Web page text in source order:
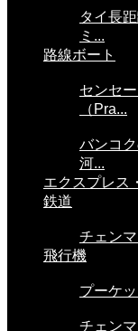
タイ長
ミ...
路線ボート
センセ
（Pra...
バンコ
河...
エクスプレス
鉄道
チェン
飛行機
プーケ
チェン